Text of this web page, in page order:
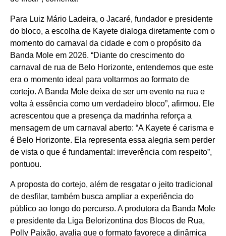
Para Luiz Mário Ladeira, o Jacaré, fundador e presidente
do bloco, a escolha de Kayete dialoga diretamente com o
momento do carnaval da cidade e com o propósito da
Banda Mole em 2026. “Diante do crescimento do
carnaval de rua de Belo Horizonte, entendemos que este
era o momento ideal para voltarmos ao formato de
cortejo. A Banda Mole deixa de ser um evento na rua e
volta à essência como um verdadeiro bloco”, afirmou. Ele
acrescentou que a presença da madrinha reforça a
mensagem de um carnaval aberto: “A Kayete é carisma e
é Belo Horizonte. Ela representa essa alegria sem perder
de vista o que é fundamental: irreverência com respeito”,
pontuou.
A proposta do cortejo, além de resgatar o jeito tradicional
de desfilar, também busca ampliar a experiência do
público ao longo do percurso. A produtora da Banda Mole
e presidente da Liga Belorizontina dos Blocos de Rua,
Polly Paixão, avalia que o formato favorece a dinâmica